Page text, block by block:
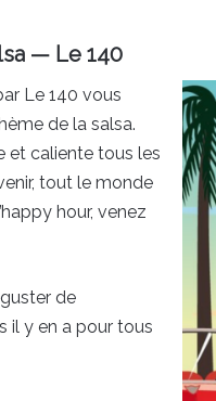
— Le 140
Le 140 vous
de la salsa.
et caliente tous les
tout le monde
hour, venez
de
il y en a pour tous